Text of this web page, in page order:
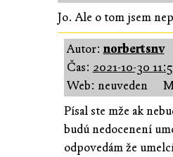
Jo. Ale o tom jsem
Autor:norbertsnv
Čas: 2021-10-30
Web: neuveden
Písal ste mže ak
budú nedocenení
odpovedám že